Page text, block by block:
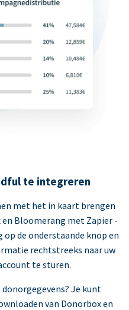
te integreren
met het in kaart brengen
en Bloomerang met Zapier -
op de onderstaande knop en
rechtstreeks naar uw
te sturen.
Je kunt
van Donorbox en